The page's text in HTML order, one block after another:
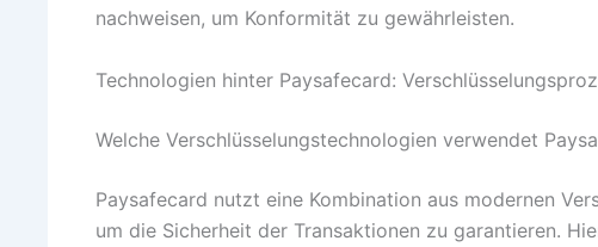
nachweisen, um Konformität zu gewährleisten.
Technologien hinter Paysafecard:
Welche Verschlüsselungstechnologien verwendet
Paysafecard nutzt eine Kombination aus modernen
um die Sicherheit der Transaktionen zu garantieren.